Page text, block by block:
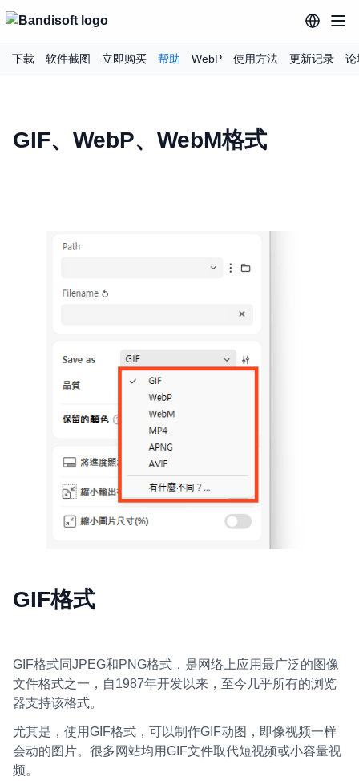
下载 软件截图 立即购买 帮助 WebP 使用方法 更新记录 论
GIF、WebP、WebM格式
GIF格式
GIF格式同JPEG和PNG格式，是网络上应用最广泛的图像
文件格式之一，自1987年开发以来，至今几乎所有的浏览
器支持该格式。
尤其是，使用GIF格式，可以制作GIF动图，即像视频一样
会动的图片。很多网站均用GIF文件取代短视频或小容量视
频。